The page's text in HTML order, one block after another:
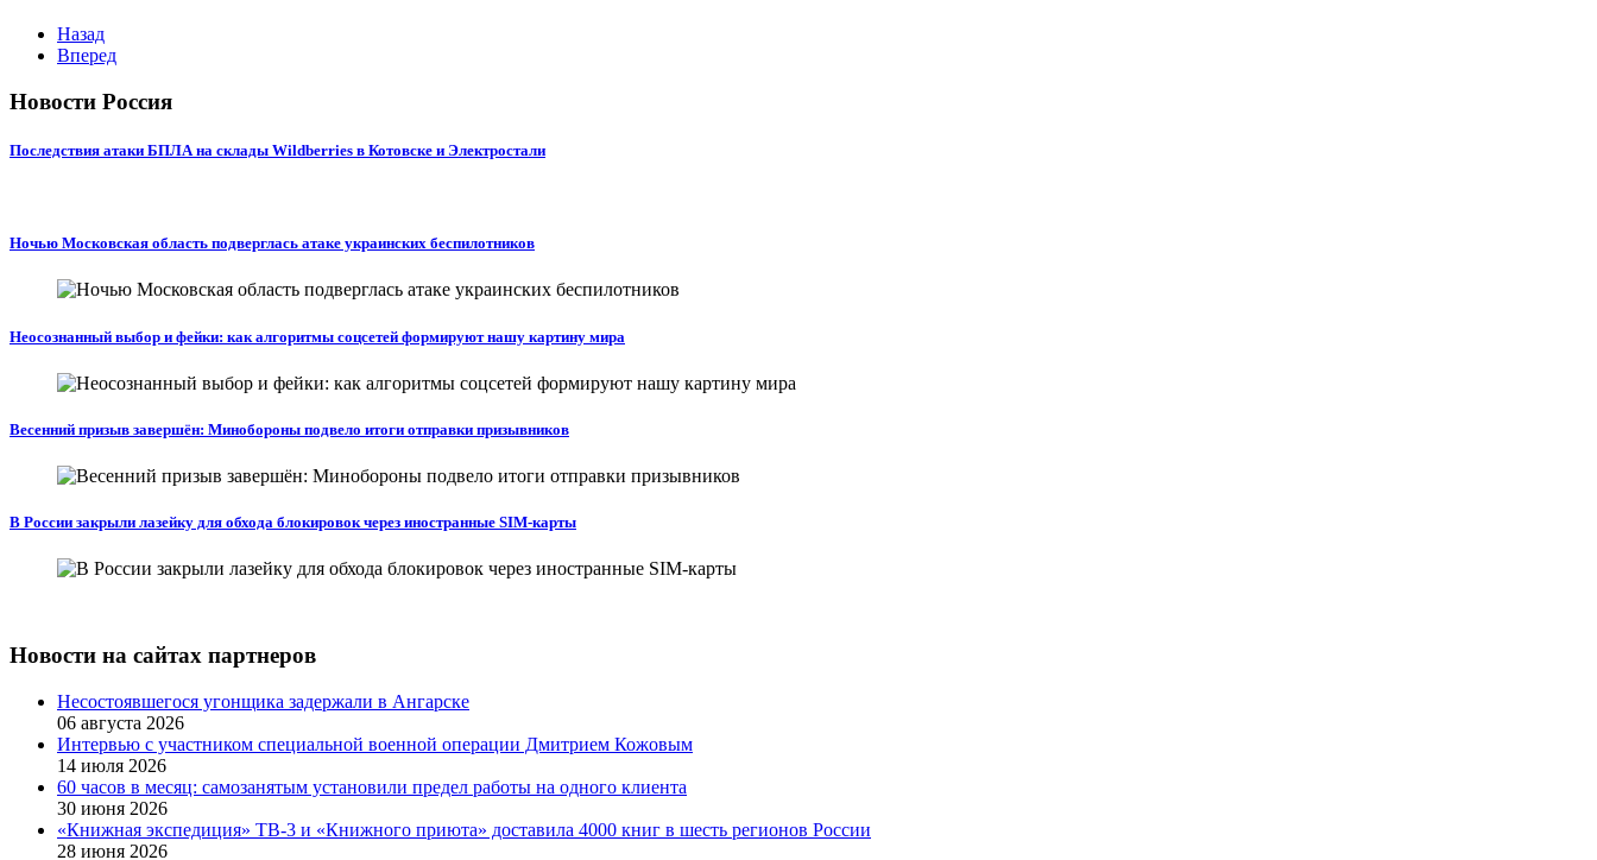
Назад
Вперед
Новости Россия
Последствия атаки БПЛА на склады Wildberries в Котовске и Электростали
Ночью Московская область подверглась атаке украинских беспилотников
Неосознанный выбор и фейки: как алгоритмы соцсетей формируют нашу картину мира
Весенний призыв завершён: Минобороны подвело итоги отправки призывников
В России закрыли лазейку для обхода блокировок через иностранные SIM-карты
Новости на сайтах партнеров
Несостоявшегося угонщика задержали в Ангарске
06 августа 2026
Интервью с участником специальной военной операции Дмитрием Кожовым
14 июля 2026
60 часов в месяц: самозанятым установили предел работы на одного клиента
30 июня 2026
«Книжная экспедиция» ТВ-3 и «Книжного приюта» доставила 4000 книг в шесть регионов России
28 июня 2026